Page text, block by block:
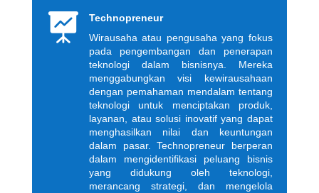

Technopreneur
Wirausaha atau pengusaha yang fokus
pada pengembangan dan penerapan
teknologi dalam bisnisnya. Mereka
menggabungkan visi kewirausahaan
dengan pemahaman mendalam tentang
teknologi untuk menciptakan produk,
layanan, atau solusi inovatif yang dapat
menghasilkan nilai dan keuntungan
dalam pasar. Technopreneur berperan
dalam mengidentifikasi peluang bisnis
yang didukung oleh teknologi,
merancang strategi, dan mengelola